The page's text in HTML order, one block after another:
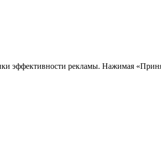
эффективности рекламы. Нажимая